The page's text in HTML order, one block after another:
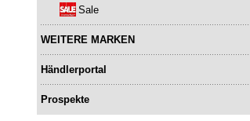
Sale
WEITERE MARKEN
Händlerportal
Prospekte